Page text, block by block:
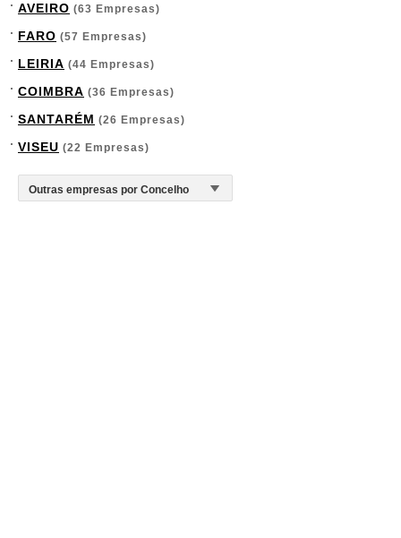
AVEIRO (63 Empresas)
FARO (57 Empresas)
LEIRIA (44 Empresas)
COIMBRA (36 Empresas)
SANTARÉM (26 Empresas)
VISEU (22 Empresas)